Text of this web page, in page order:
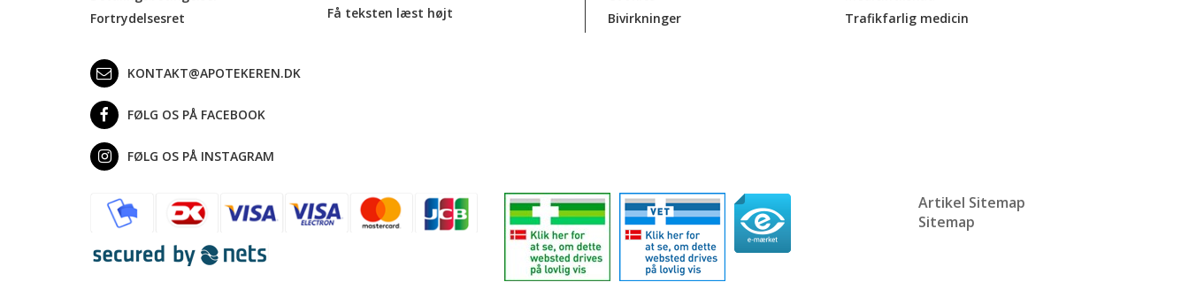
Fortrydelsesret
Få teksten læst højt
Bivirkninger
Trafikfarlig medicin
KONTAKT@APOTEKEREN.DK
FØLG OS PÅ FACEBOOK
FØLG OS PÅ INSTAGRAM
Artikel Sitemap
Sitemap